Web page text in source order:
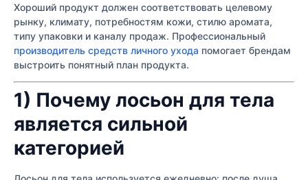
Хороший продукт должен соответствовать целевому
рынку, климату, потребностям кожи, стилю аромата,
типу упаковки и каналу продаж. Профессиональный
производитель средств личного ухода помогает брендам
выстроить понятный план продукта.
1) Почему лосьон для тела
является сильной
категорией